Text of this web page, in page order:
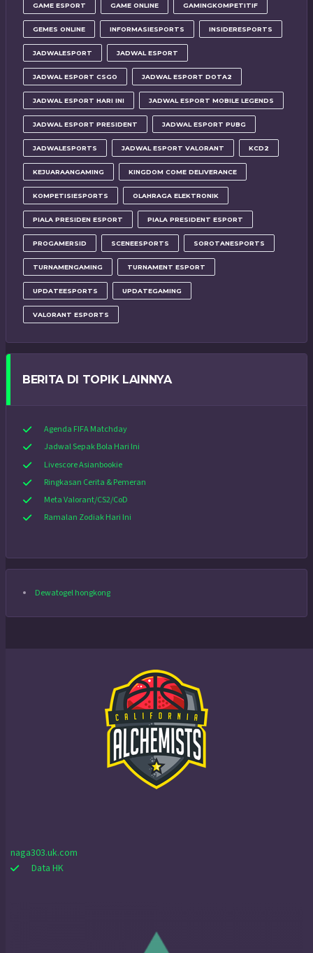
GAME ESPORT GAME ONLINE GAMINGKOMPETITIF
GEMES ONLINE INFORMASIESPORTS INSIDERESPORTS
JADWALESPORT JADWAL ESPORT
JADWAL ESPORT CSGO JADWAL ESPORT DOTA2
JADWAL ESPORT HARI INI JADWAL ESPORT MOBILE LEGENDS
JADWAL ESPORT PRESIDENT JADWAL ESPORT PUBG
JADWALESPORTS JADWAL ESPORT VALORANT KCD2
KEJUARAANGAMING KINGDOM COME DELIVERANCE
KOMPETISIESPORTS OLAHRAGA ELEKTRONIK
PIALA PRESIDEN ESPORT PIALA PRESIDENT ESPORT
PROGAMERSID SCENEESPORTS SOROTANESPORTS
TURNAMENGAMING TURNAMENT ESPORT
UPDATEESPORTS UPDATEGAMING
VALORANT ESPORTS
BERITA DI TOPIK LAINNYA
Agenda FIFA Matchday
Jadwal Sepak Bola Hari Ini
Livescore Asianbookie
Ringkasan Cerita & Pemeran
Meta Valorant/CS2/CoD
Ramalan Zodiak Hari Ini
Dewatogel hongkong
naga303.uk.com
Data HK